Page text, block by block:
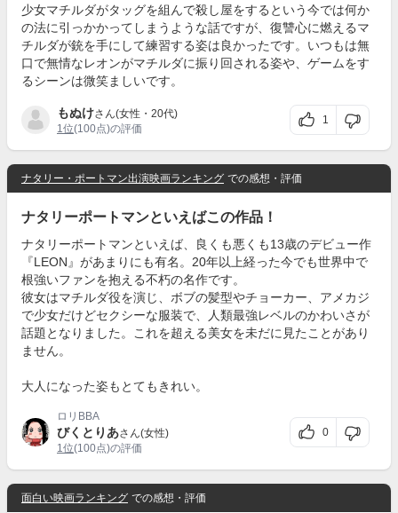
少女マチルダがタッグを組んで殺し屋をするという今では何か
の法に引っかかってしまうような話ですが、復讐心に燃えるマ
チルダが銃を手にして練習する姿は良かったです。いつもは無
口で無情なレオンがマチルダに振り回される姿や、ゲームをす
るシーンは微笑ましいです。
もぬけさん(女性・20代)
1位(100点)の評価
1
ナタリー・ポートマン出演映画ランキング での感想・評価
ナタリーポートマンといえばこの作品！
ナタリーポートマンといえば、良くも悪くも13歳のデビュー作
『LEON』があまりにも有名。20年以上経った今でも世界中で
根強いファンを抱える不朽の名作です。
彼女はマチルダ役を演じ、ボブの髪型やチョーカー、アメカジ
で少女だけどセクシーな服装で、人類最強レベルのかわいさが
話題となりました。これを超える美女を未だに見たことがあり
ません。
大人になった姿もとてもきれい。
ロリBBA
びくとりあさん(女性)
1位(100点)の評価
0
面白い映画ランキング での感想・評価